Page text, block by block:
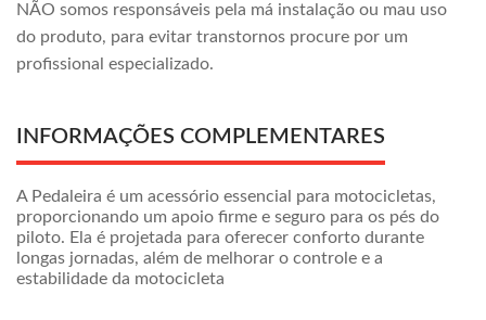
NÃO somos responsáveis pela má instalação ou mau uso
do produto, para evitar transtornos procure por um
profissional especializado.
INFORMAÇÕES COMPLEMENTARES
A Pedaleira é um acessório essencial para motocicletas,
proporcionando um apoio firme e seguro para os pés do
piloto. Ela é projetada para oferecer conforto durante
longas jornadas, além de melhorar o controle e a
estabilidade da motocicleta